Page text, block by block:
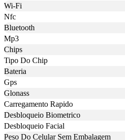
Wi-Fi
Nfc
Bluetooth
Mp3
Chips
Tipo Do Chip
Bateria
Gps
Glonass
Carregamento Rapido
Desbloqueio Biometrico
Desbloqueio Facial
Peso Do Celular Sem Embalagem